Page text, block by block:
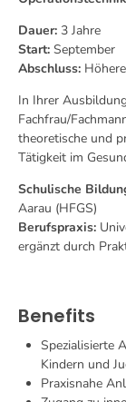
Dauer: 3 Jahre
Start: September
Abschluss:
In Ihrer
Fachfrau/
theoretische und
Tätigkeit im
Schulische
Aarau (HFGS)
Berufspraxis:
ergänzt durch
Benefits
Spezialisierte
Kindern und
Praxisnahe